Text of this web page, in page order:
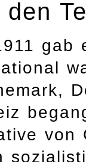
gab
von